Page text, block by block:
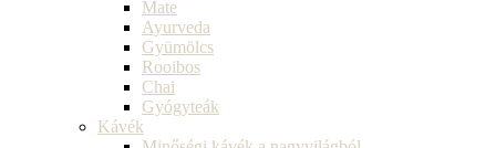
Mate
Ayurveda
Gyümölcs
Rooibos
Chai
Gyógyteák
Kávék